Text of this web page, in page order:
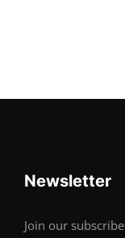
Newsletter
Join our